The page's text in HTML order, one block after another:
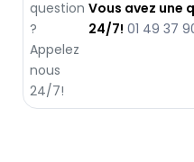
Vous avez une
24/7! 01 49 37